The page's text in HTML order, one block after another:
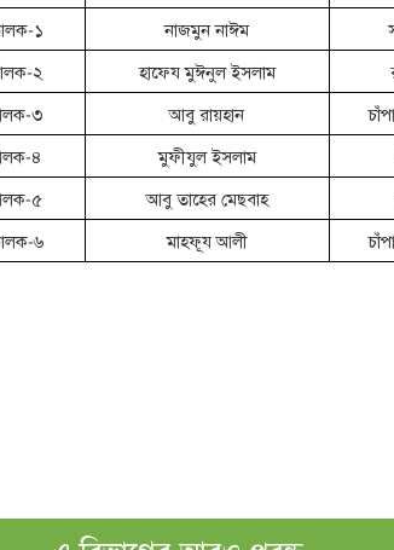
১ নাজমুন নাঈম
২ হাফেয মুঈনুল ইসলাম
৩ আবু রায়হান
৪ মুফীযুল ইসলাম
৫ আবু তাহের মেছবাহ
৬ মাহফূয আলী